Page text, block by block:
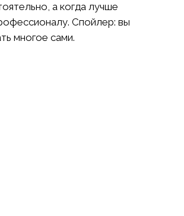
а когда лучше
Спойлер: вы
многое сами.